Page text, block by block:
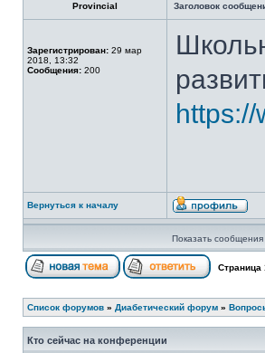
Provincial Заголовок
Зарегистрирован: 29 мар
2018, 13:32
Сообщения: 200
Вернуться к началу
Показать сообщения
Страница
Список форумов » Диабетический форум »
Кто сейчас на конференции